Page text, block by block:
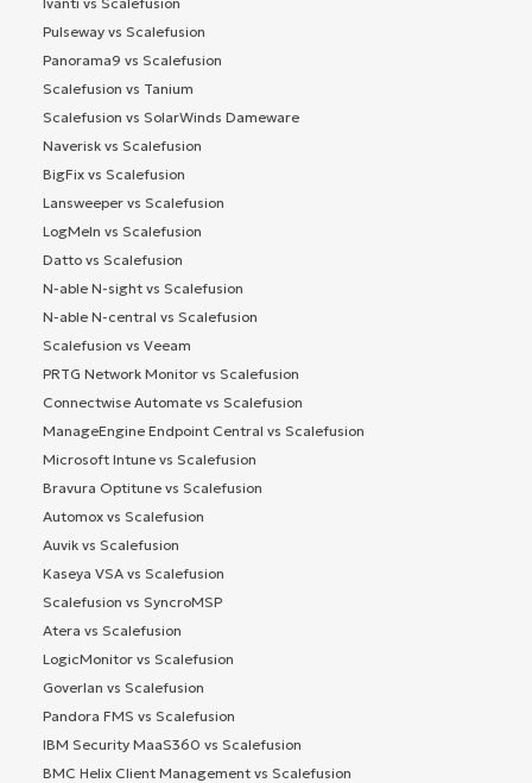
Pulseway vs Scalefusion
Panorama9 vs Scalefusion
Scalefusion vs Tanium
Scalefusion vs SolarWinds Dameware
Naverisk vs Scalefusion
BigFix vs Scalefusion
Lansweeper vs Scalefusion
LogMeIn vs Scalefusion
Datto vs Scalefusion
N-able N-sight vs Scalefusion
N-able N-central vs Scalefusion
Scalefusion vs Veeam
PRTG Network Monitor vs Scalefusion
Connectwise Automate vs Scalefusion
ManageEngine Endpoint Central vs Scalefusion
Microsoft Intune vs Scalefusion
Bravura Optitune vs Scalefusion
Automox vs Scalefusion
Auvik vs Scalefusion
Kaseya VSA vs Scalefusion
Scalefusion vs SyncroMSP
Atera vs Scalefusion
LogicMonitor vs Scalefusion
Goverlan vs Scalefusion
Pandora FMS vs Scalefusion
IBM Security MaaS360 vs Scalefusion
BMC Helix Client Management vs Scalefusion